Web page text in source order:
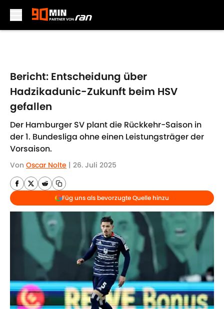
Bericht: Entscheidung über
Hadzikadunic-Zukunft beim HSV
gefallen
Der Hamburger SV plant die Rückkehr-Saison in
der 1. Bundesliga ohne einen Leistungsträger der
Vorsaison.
Von Oscar Nolte | 26. Juli 2025
Füg uns als bevorzugte Quelle hinzu